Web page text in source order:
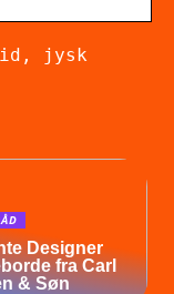
jysk
Designer
fra Carl
& Søn